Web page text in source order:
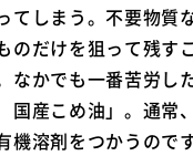
てしまう。不要物質
のだけを狙って残す
なかでも一番苦労し
国産こめ油」。通常
機溶剤をつかうので